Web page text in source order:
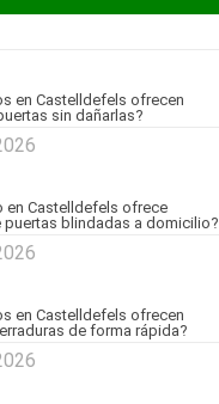
en Castelldefels ofrecen
sin dañarlas?
en Castelldefels ofrece
puertas blindadas a domicilio?
en Castelldefels ofrecen
de forma rápida?